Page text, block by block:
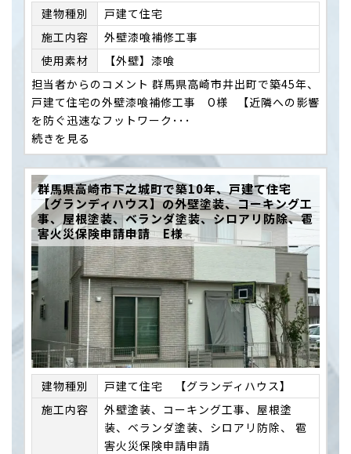
建物種別
戸建て住宅
施⼯内容
外壁漆喰補修工事
使用素材
【外壁】漆喰
担当者からのコメント 群馬県高崎市井出町で築45年、
戸建て住宅の外壁漆喰補修工事 O様 【近隣への影響
を防ぐ迅速なフットワーク･･･
続きを見る
群馬県高崎市下之城町で築10年、戸建て住宅
【グランディハウス】の外壁塗装、コーキング工
事、屋根塗装、ベランダ塗装、シロアリ防除、雹
害火災保険申請申請 E様
建物種別
戸建て住宅 【グランディハウス】
施⼯内容
外壁塗装、コーキング工事、屋根塗
装、ベランダ塗装、シロアリ防除、 雹
害火災保険申請申請